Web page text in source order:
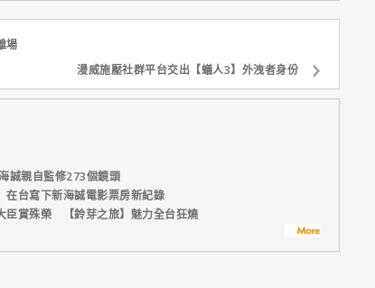
場
漫威施壓社群平台交出【蟻人3】外洩者身份
誠親自監修273個鏡頭
台寫下新海誠電影票房新紀錄
臣賞殊榮 【鈴芽之旅】魅力全台狂燒